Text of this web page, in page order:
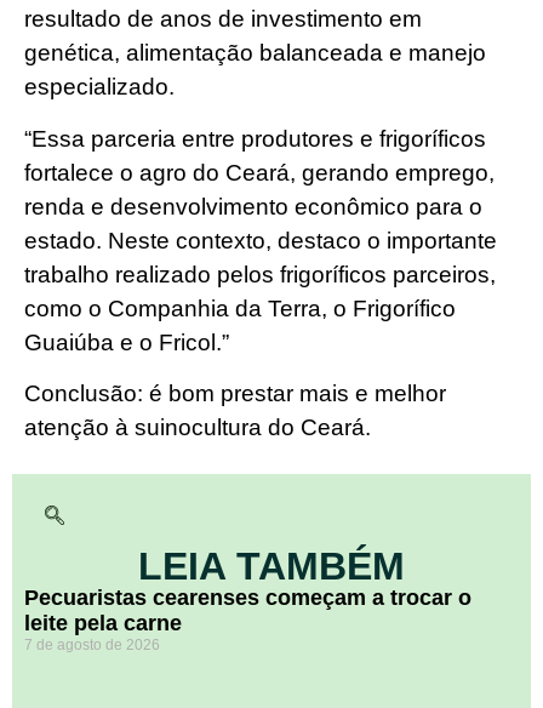
resultado de anos de investimento em
genética, alimentação balanceada e manejo
especializado.
“Essa parceria entre produtores e frigoríficos
fortalece o agro do Ceará, gerando emprego,
renda e desenvolvimento econômico para o
estado. Neste contexto, destaco o importante
trabalho realizado pelos frigoríficos parceiros,
como o Companhia da Terra, o Frigorífico
Guaiúba e o Fricol.”
Conclusão: é bom prestar mais e melhor
atenção à suinocultura do Ceará.
LEIA TAMBÉM
Pecuaristas cearenses começam a trocar o
leite pela carne
7 de agosto de 2026